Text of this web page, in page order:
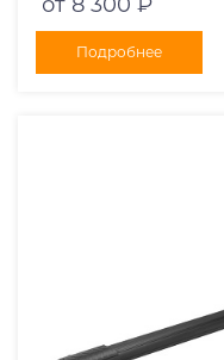
Подробнее